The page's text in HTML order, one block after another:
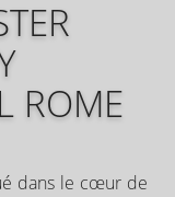
ROME
dans le cœur de